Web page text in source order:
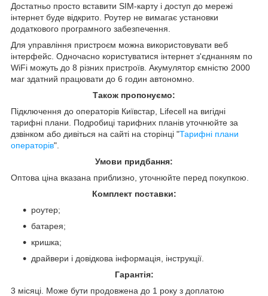
Достатньо просто вставити SIM-карту і доступ до мережі
інтернет буде відкрито. Роутер не вимагає установки
додаткового програмного забезпечення.
Для управління пристроєм можна використовувати веб
інтерфейс. Одночасно користуватися інтернет з'єднанням по
WiFi можуть до 8 різних пристроїв. Акумулятор ємністю 2000
маг здатний працювати до 6 годин автономно.
Також пропонуємо:
Підключення до операторів Київстар, Lifecell на вигідні
тарифні плани. Подробиці тарифних планів уточнюйте за
дзвінком або дивіться на сайті на сторінці "Тарифні плани
операторів".
Умови придбання:
Оптова ціна вказана приблизно, уточнюйте перед покупкою.
Комплект поставки:
роутер;
батарея;
кришка;
драйвери і довідкова інформація, інструкції.
Гарантія:
3 місяці. Може бути продовжена до 1 року з доплатою